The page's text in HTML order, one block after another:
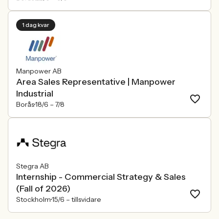
1 dag kvar
Manpower AB
Area Sales Representative | Manpower
Industrial
Borås18/6 – 7/8
Stegra AB
Internship - Commercial Strategy & Sales
(Fall of 2026)
Stockholm15/6 – tillsvidare